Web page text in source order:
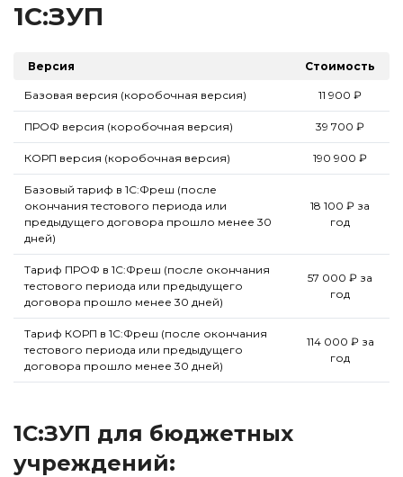
1С:ЗУП
Версия Стоимость
Базовая версия (коробочная версия) 11 900 ₽
ПРОФ версия (коробочная версия) 39 700 ₽
КОРП версия (коробочная версия) 190 900 ₽
Базовый тариф в 1С:Фреш (после
окончания тестового периода или
предыдущего договора прошло менее 30
дней)
18 100 ₽ за
год
Тариф ПРОФ в 1С:Фреш (после окончания
тестового периода или предыдущего
договора прошло менее 30 дней)
57 000 ₽ за
год
Тариф КОРП в 1С:Фреш (после окончания
тестового периода или предыдущего
договора прошло менее 30 дней)
114 000 ₽ за
год
1С:ЗУП для бюджетных
учреждений: